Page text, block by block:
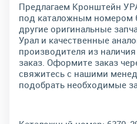
Предлагаем Кронштейн
под каталожным номером
другие оригинальные
Урал и качественные
производителя из
заказ. Оформите заказ
свяжитесь с нашими
подобрать необходимые